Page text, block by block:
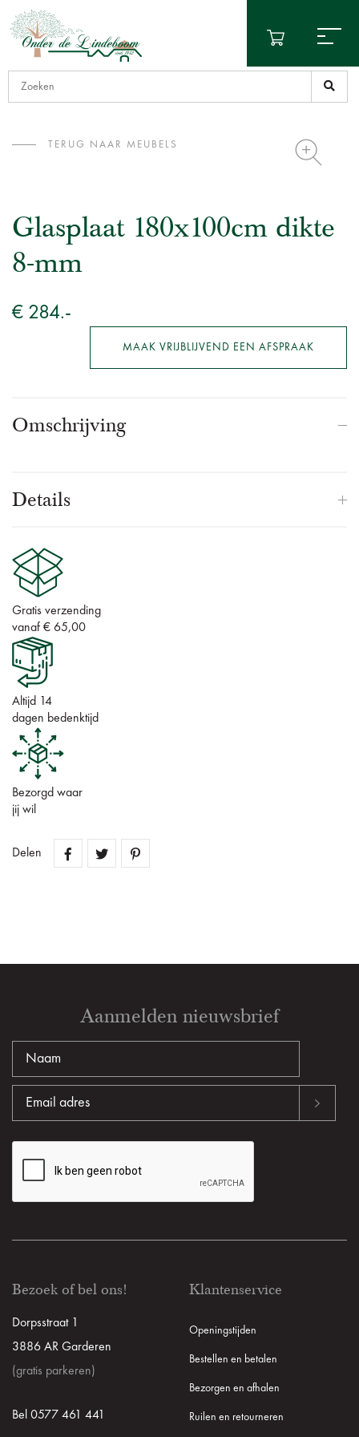
TERUG NAAR MEUBELS
Glasplaat 180x100cm dikte
8-mm
€ 284.-
MAAK VRIJBLIJVEND EEN AFSPRAAK
Omschrijving
Details
Gratis verzending
vanaf € 65,00
Altijd 14
dagen bedenktijd
Bezorgd waar
jij wil
Delen
Aanmelden nieuwsbrief
Bezoek of bel ons!
Dorpsstraat 1
3886 AR Garderen
(gratis parkeren)
Bel 0577 461 441
Klantenservice
Openingstijden
Bestellen en betalen
Bezorgen en afhalen
Ruilen en retourneren